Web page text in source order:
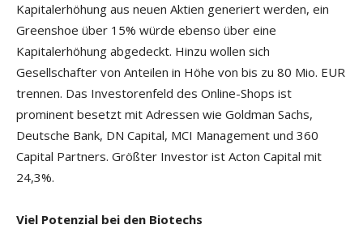
Kapitalerhöhung aus neuen Aktien generiert werden, ein
Greenshoe über 15% würde ebenso über eine
Kapitalerhöhung abgedeckt. Hinzu wollen sich
Gesellschafter von Anteilen in Höhe von bis zu 80 Mio. EUR
trennen. Das Investorenfeld des Online-Shops ist
prominent besetzt mit Adressen wie Goldman Sachs,
Deutsche Bank, DN Capital, MCI Management und 360
Capital Partners. Größter Investor ist Acton Capital mit
24,3%.
Viel Potenzial bei den Biotechs